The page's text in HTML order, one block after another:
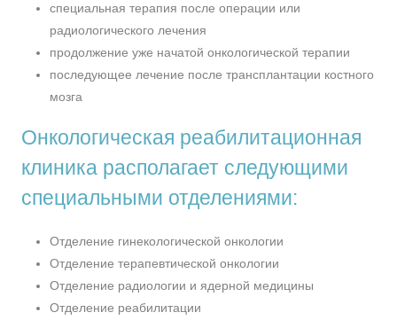
специальная терапия после операции или
радиологического лечения
продолжение уже начатой онкологической терапии
последующее лечение после трансплантации костного
мозга
Онкологическая реабилитационная
клиника располагает следующими
специальными отделениями:
Отделение гинекологической онкологии
Отделение терапевтической онкологии
Отделение радиологии и ядерной медицины
Отделение реабилитации